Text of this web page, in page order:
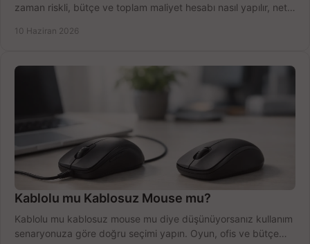
zaman riskli, bütçe ve toplam maliyet hesabı nasıl yapılır, net
10 Haziran 2026
Kablolu mu Kablosuz Mouse mu?
Kablolu mu kablosuz mouse mu diye düşünüyorsanız kullanım
senaryonuza göre doğru seçimi yapın. Oyun, ofis ve bütçe